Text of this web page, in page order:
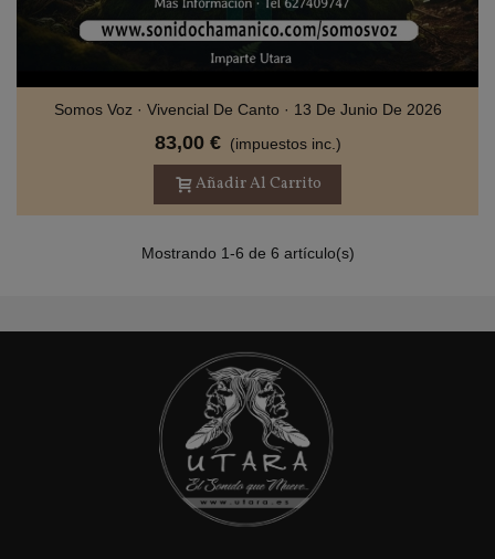
Somos Voz · Vivencial De Canto · 13 De Junio De 2026
83,00 € (impuestos inc.)
Añadir Al Carrito
Mostrando 1-6 de 6 artículo(s)